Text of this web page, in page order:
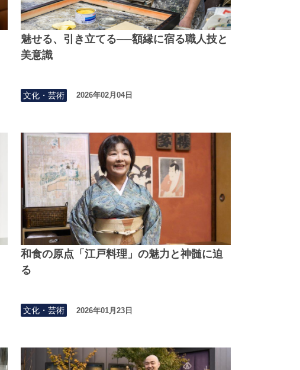
魅せる、引き立てる──額縁に宿る職人技と
美意識
文化・芸術 2026年02月04日
和食の原点「江戸料理」の魅力と神髄に迫
る
文化・芸術 2026年01月23日